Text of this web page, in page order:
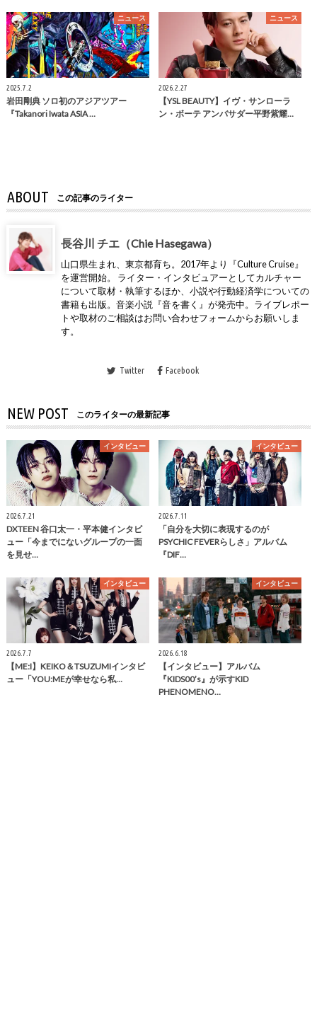
ニュース
2025.7.2
岩田剛典 ソロ初のアジアツアー
『Takanori Iwata ASIA …
ニュース
2026.2.27
【YSL BEAUTY】イヴ・サンローラ
ン・ボーテ アンバサダー平野紫耀…
ABOUT この記事のライター
長谷川 チエ（Chie Hasegawa）
山口県生まれ、東京都育ち。2017年より『Culture Cruise』
を運営開始。 ライター・インタビュアーとしてカルチャー
について取材・執筆するほか、小説や行動経済学についての
書籍も出版。音楽小説『音を書く』が発売中。ライブレポー
トや取材のご相談はお問い合わせフォームからお願いしま
す。
Twitter Facebook
NEW POST このライターの最新記事
インタビュー
2026.7.21
DXTEEN 谷口太一・平本健インタビ
ュー「今までにないグループの一面
を見せ…
インタビュー
2026.7.11
「自分を大切に表現するのが
PSYCHIC FEVERらしさ」アルバム
『DIF…
インタビュー
2026.7.7
【ME:I】KEIKO＆TSUZUMIインタビ
ュー「YOU:MEが幸せなら私…
インタビュー
2026.6.18
【インタビュー】アルバム
『KIDS00’s』が示すKID
PHENOMENO…